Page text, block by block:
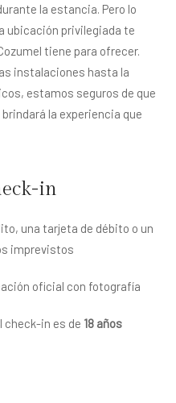
la estancia. Pero lo
ubicación privilegiada te
tiene para ofrecer.
instalaciones hasta la
estamos seguros de que
la experiencia que
in
una tarjeta de débito o un
imprevistos
oficial con fotografía
check-in es de 18 años